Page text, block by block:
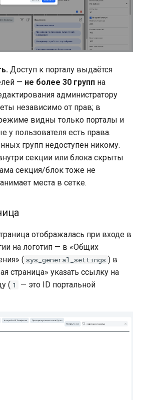
Доступ к порталу выдаётся
— не более 30 групп на
администратору
независимо от прав; в
видны только порталы и
у пользователя есть права.
групп недоступен никому.
секции или блока скрыты
секция/блок тоже не
места в сетке.
отображалась при входе в
на логотип — в «Общих
( sys_general_settings ) в
страница» указать ссылку на
( 1
— это ID портальной